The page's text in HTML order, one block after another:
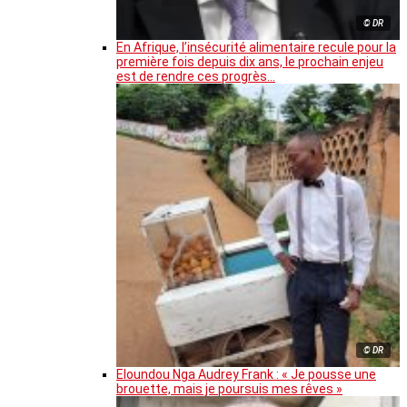
© DR
En Afrique, l’insécurité alimentaire recule pour la
première fois depuis dix ans, le prochain enjeu
est de rendre ces progrès…
© DR
Eloundou Nga Audrey Frank : « Je pousse une
brouette, mais je poursuis mes rêves »